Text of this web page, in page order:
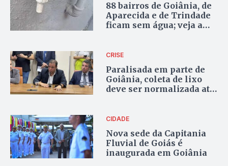
88 bairros de Goiânia, de
Aparecida e de Trindade
ficam sem água; veja a
CRISE
Paralisada em parte de
Goiânia, coleta de lixo
deve ser normalizada até
CIDADE
Nova sede da Capitania
Fluvial de Goiás é
inaugurada em Goiânia